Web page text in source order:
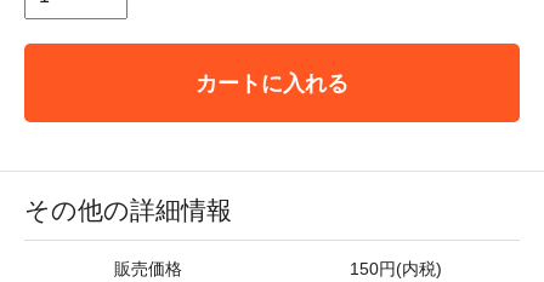
カートに入れる
その他の詳細情報
販売価格 150円(内税)